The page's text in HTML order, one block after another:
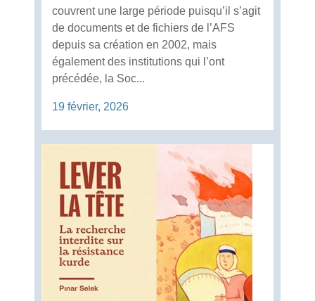
couvrent une large période puisqu’il s’agit
de documents et de fichiers de l’AFS
depuis sa création en 2002, mais
également des institutions qui l’ont
précédée, la Soc...
19 février, 2026